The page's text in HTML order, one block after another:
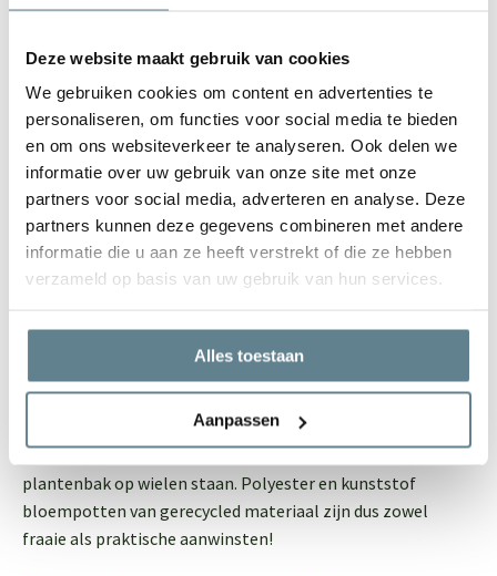
Deze website maakt gebruik van cookies
We gebruiken cookies om content en advertenties te
personaliseren, om functies voor social media te bieden
en om ons websiteverkeer te analyseren. Ook delen we
informatie over uw gebruik van onze site met onze
partners voor social media, adverteren en analyse. Deze
partners kunnen deze gegevens combineren met andere
informatie die u aan ze heeft verstrekt of die ze hebben
verzameld op basis van uw gebruik van hun services.
Alles toestaan
Aanpassen
bloempotten gemaakt van gerecycled materiaal
bloempotten van gerecycled kunststof brengen veel
voordelen met zich mee, zowel qua uiterlijk als functie. Wat
het eerste punt betreft, hebben polyester plantenbakken
een tijdloze en toch moderne uitstraling. Ze mengen in
ieder exterieur en je raakt er niet snel op uitgekeken.
Gelukkig kun je er ook erg lang van genieten. Kunststof en
polyester bloempotten zijn erg sterk en hebben een lange
levensduur. Je kunt de duurzame bloempotten
probleemloos het hele jaar buiten laten staan. Vorst,
onze webshop zijn hier tegen bestand. Bovendien zijn ze
vorstgevoelige planten warm houdt in de winter. Ga je de
plantenbak plaatsen of wil je hem eens verplaatsen? Door
het lichte gewicht is dat eenvoudig. Ook doordat veel
plantenbak op wielen staan. Polyester en kunststof
bloempotten van gerecycled materiaal zijn dus zowel
fraaie als praktische aanwinsten!